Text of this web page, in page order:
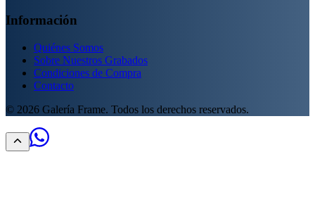
Información
Quiénes Somos
Sobre Nuestros Grabados
Condiciones de Compra
Contacto
© 2026 Galería Frame. Todos los derechos reservados.